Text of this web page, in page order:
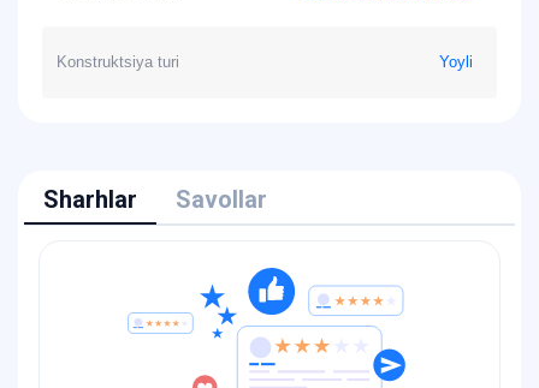
Konstruktsiya turi Yoyli
Sharhlar Savollar